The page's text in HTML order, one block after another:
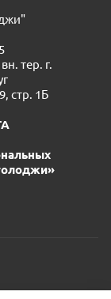
тер. г.
стр. 1Б